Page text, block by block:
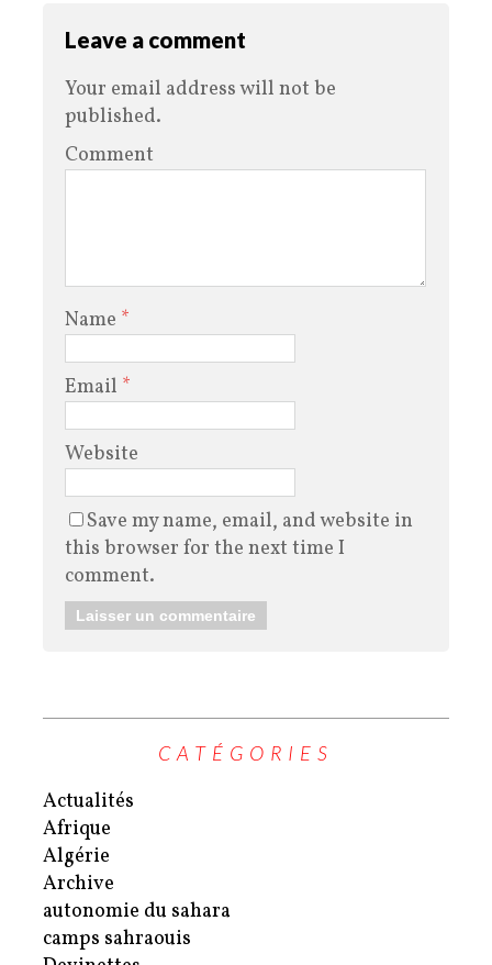
Leave a comment
Your email address will not be
published.
Comment
Name *
Email *
Website
Save my name, email, and website in
this browser for the next time I
comment.
CATÉGORIES
Actualités
Afrique
Algérie
Archive
autonomie du sahara
camps sahraouis